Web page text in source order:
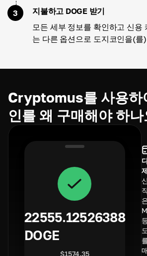
3
지불하고 DOGE 받기
모든 세부 정보를 확인하고 신용
는 다른 옵션으로 도지코인을(를
Cryptomus를 사용하
인를 왜 구매해야 하나
22555.12526388
DOGE
$1574.35